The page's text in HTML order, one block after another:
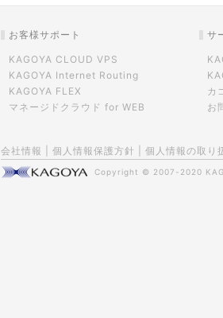
お客様サポート
KAGOYA CLOUD VPS
KAGOYA Internet Routing
KAGOYA FLEX
マネージドクラウド for WEB
サ
カ
お
会社情報 個人情報保護方針 個人情報の取り
Copyright © 2007-2020